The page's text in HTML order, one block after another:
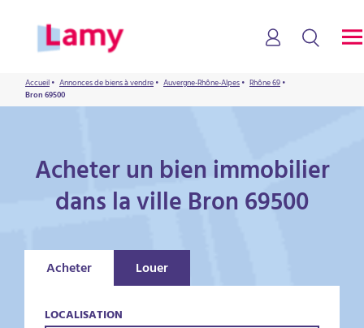
Accueil• Annonces de biens à vendre• Auvergne-Rhône-Alpes• Rhône 69•
Bron 69500
Acheter un bien immobilier
dans la ville Bron 69500
Acheter Louer
LOCALISATION